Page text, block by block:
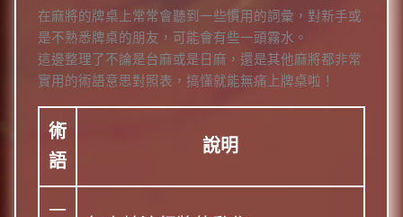
在麻將的牌桌上常常會聽到一些慣用的詞彙，對新手或
是不熟悉牌桌的朋友，可能會有些一頭霧水。
這邊整理了不論是台麻或是日麻，還是其他麻將都非常
實用的術語意思對照表，搞懂就能無痛上牌桌啦！
術
語
說明
一